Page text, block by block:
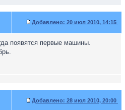
Добавлено: 20 июл 2010, 14:15
появятся первые машины.
Добавлено: 28 июл 2010, 20:00